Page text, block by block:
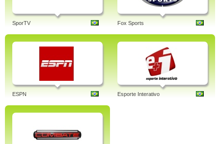
SporTV Fox Sports
ESPN Esporte Interativo